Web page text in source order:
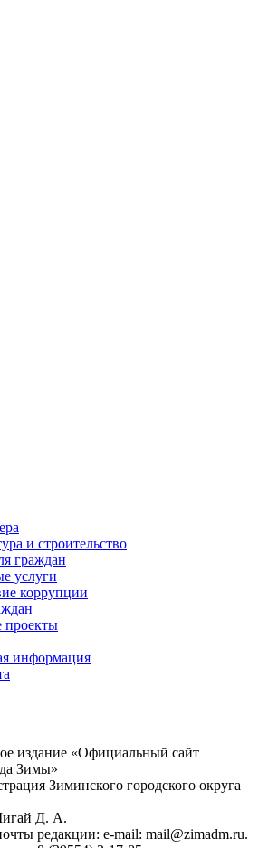
и строительство
граждан
услуги
коррупции
информация
издание «Официальный сайт
Зимы»
Зиминского городского округа
Д. А.
редакции: e-mail: mail@zimadm.ru.